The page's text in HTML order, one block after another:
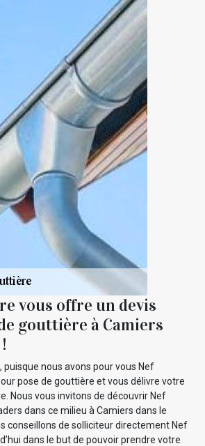
vous offre un devis
gouttière à Camiers
puisque nous avons pour vous Nef
pose de gouttière et vous délivre votre
Nous vous invitons de découvrir Nef
dans ce milieu à Camiers dans le
conseillons de solliciteur directement Nef
dans le but de pouvoir prendre votre